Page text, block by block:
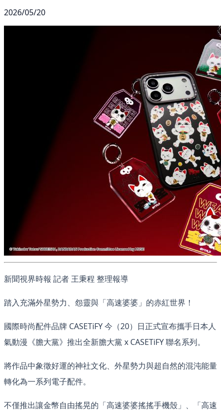
2026/05/20
新聞視界時報 記者 王秉程 整理報導
踏入充滿外星勢力、怨靈與「高速婆婆」的赤紅世界！
國際時尚配件品牌 CASETiFY 今（20）日正式宣布攜手日本人
氣動漫《膽大黨》推出全新膽大黨 x CASETiFY 聯名系列。
將作品中象徵好運的神社文化、外星勢力與超自然的混沌能量
轉化為一系列電子配件。
不僅推出讓金幣自由搖晃的「高速婆婆搖搖手機殼」、「高速